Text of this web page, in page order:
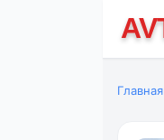
Главная